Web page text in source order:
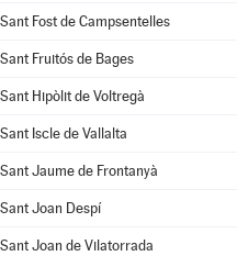
Sant Fost de Campsentelles
Sant Fruitós de Bages
Sant Hipòlit de Voltregà
Sant Iscle de Vallalta
Sant Jaume de Frontanyà
Sant Joan Despí
Sant Joan de Vilatorrada